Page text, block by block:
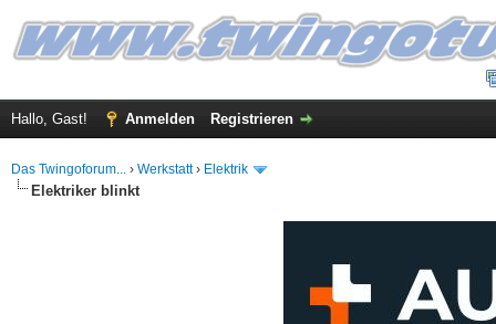
Hallo, Gast! Anmelden Registrieren
Das Twingoforum... › Werkstatt› Elektrik
Elektriker blinkt